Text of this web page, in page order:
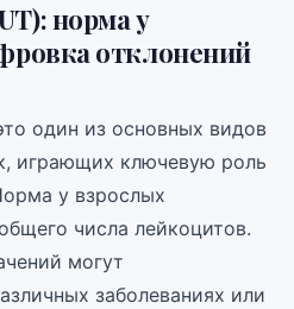
норма у
отклонений
один из основных видов
играющих ключевую роль
у взрослых
числа лейкоцитов.
могут
заболеваниях или